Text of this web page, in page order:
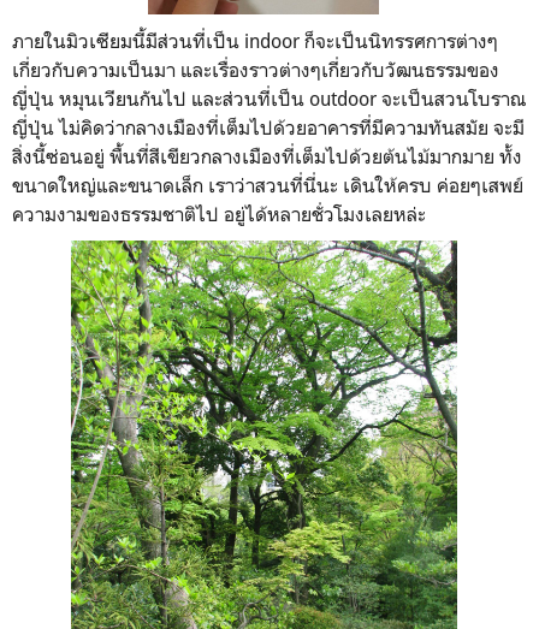
ภายในมิวเซียมนี้มีส่วนที่เป็น indoor ก็จะเป็นนิทรรศการต่างๆ
เกี่ยวกับความเป็นมา และเรื่องราวต่างๆเกี่ยวกับวัฒนธรรมของ
ญี่ปุ่น หมุนเวียนกันไป และส่วนที่เป็น outdoor จะเป็นสวนโบราณ
ญี่ปุ่น ไม่คิดว่ากลางเมืองที่เต็มไปด้วยอาคารที่มีความทันสมัย จะมี
สิ่งนี้ซ่อนอยู่ พื้นที่สีเขียวกลางเมืองที่เต็มไปด้วยต้นไม้มากมาย ทั้ง
ขนาดใหญ่และขนาดเล็ก เราว่าสวนที่นี่นะ เดินให้ครบ ค่อยๆเสพย์
ความงามของธรรมชาติไป อยู่ได้หลายชั่วโมงเลยหล่ะ